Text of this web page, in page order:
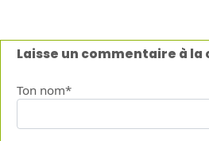
Laisse un commentaire à la
Ton nom*